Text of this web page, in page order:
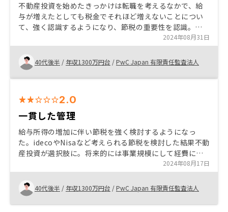
不動産投資を始めたきっかけは転職を考えるなかで、給
与が増えたとしても税金でそれほど増えないことについ
て、強く認識するようになり、節税の重要性を認識。節
税対策の一つとして不動産投資を検討。長期的な付き合
いが必要となるため、信頼できる会社との取引が必要と
考え、よく宣伝をしているRenosyでの取引を決めた。
セールス担当者と契約担当者が分かれており、セールス
担当者の知識不足が甚だしいのと、対応が遅く、適切な
もしれないが、売りっぱなしではなく、ちゃんと対応を
していただきたい。
2024年08月31日
40代後半 / 年収1300万円台 /PwC Japan 有限責任監査法人
2.0
一貫した管理
給与所得の増加に伴い節税を強く検討するようになっ
た。idecoやNisaなど考えられる節税を検討した結果不動
産投資が選択肢に。将来的には事業規模にして経費によ
る節税も検討。リノシーはアプリでの管理や売却まで一
貫して対応してもらえること、毎月のキャッシュフロー
がプラスの案件もあり最初の投資として適切と判断。 税
務的な知識や説明が不足している。オファーの資料にお
いてキャッシュフローもわかりずらい。資料もマイペー
2024年08月17日
40代後半 / 年収1300万円台 /PwC Japan 有限責任監査法人